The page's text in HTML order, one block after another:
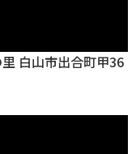
白山市出合町甲36